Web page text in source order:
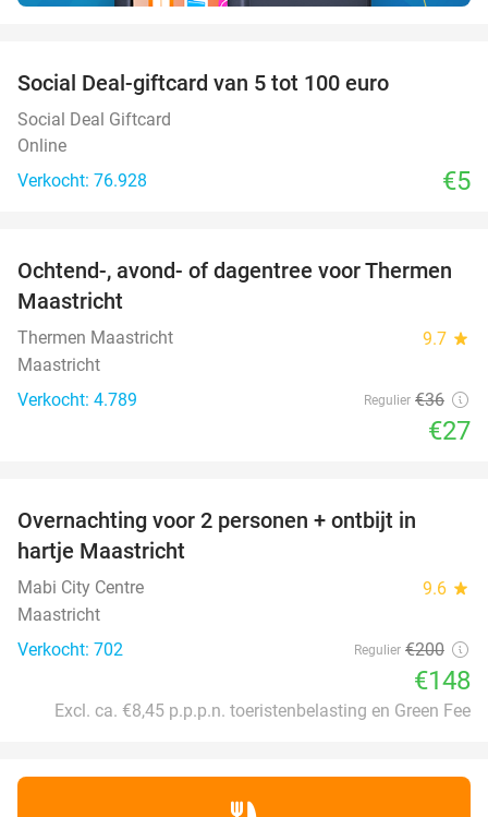
Social Deal-giftcard van 5 tot 100 euro
Social Deal Giftcard
Online
Verkocht: 76.928
€5
25%
Ochtend-, avond- of dagentree voor Thermen
Maastricht
Thermen Maastricht 9.7 star
Maastricht
Verkocht: 4.789
Regulier €36
€27
Overnachting voor 2 personen + ontbijt in
hartje Maastricht
Mabi City Centre 9.6 star
Maastricht
Verkocht: 702
Regulier €200
€148
Excl. ca. €8,45 p.p.p.n. toeristenbelasting en Green Fee